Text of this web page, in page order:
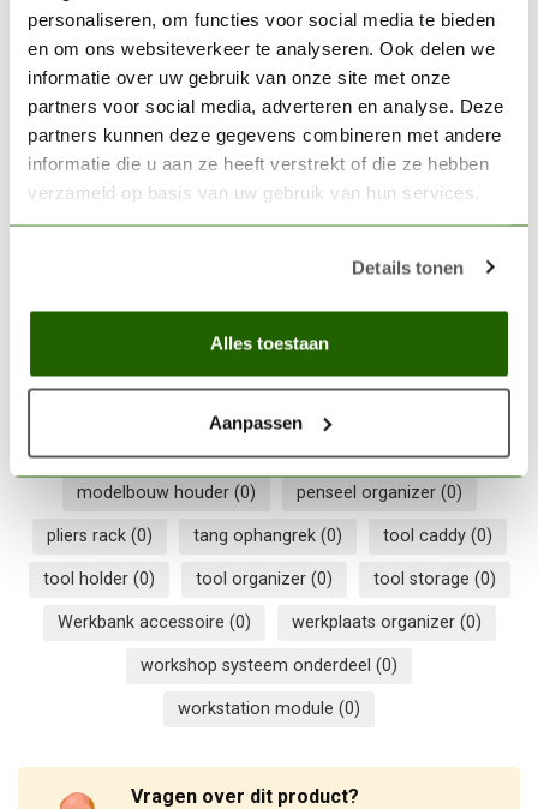
personaliseren, om functies voor social media te bieden
en om ons websiteverkeer te analyseren. Ook delen we
informatie over uw gebruik van onze site met onze
partners voor social media, adverteren en analyse. Deze
partners kunnen deze gegevens combineren met andere
informatie die u aan ze heeft verstrekt of die ze hebben
verzameld op basis van uw gebruik van hun services.
Details tonen
Alles toestaan
Aanpassen
Op voorraad
Vallejo Airbrush cleaner -
200ml - 71199
Op voorraad
€9,21
modelbouw houder (0) penseel organizer (0)
pliers rack (0) tang ophangrek (0) tool caddy (0)
tool holder (0) tool organizer (0) tool storage (0)
Werkbank accessoire (0) werkplaats organizer (0)
workshop systeem onderdeel (0)
workstation module (0)
Vragen over dit product?